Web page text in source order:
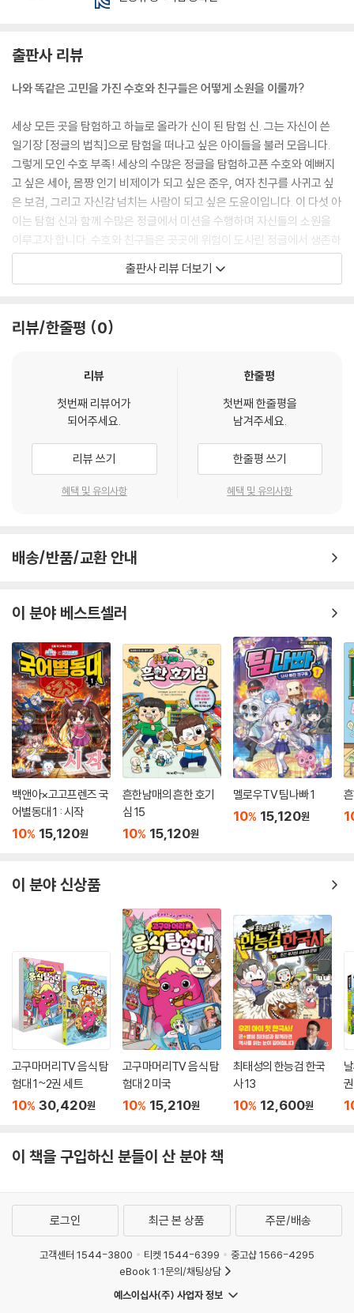
출판사 리뷰
나와 똑같은 고민을 가진 수호와 친구들은 어떻게 소원을 이룰까?
세상 모든 곳을 탐험하고 하늘로 올라가 신이 된 탐험 신. 그는 자신이 쓴
일기장 [정글의 법칙]으로 탐험을 떠나고 싶은 아이들을 불러 모읍니다.
그렇게 모인 수호 부족! 세상의 수많은 정글을 탐험하고픈 수호와 예뻐지
고 싶은 세아, 몸짱 인기 비제이가 되고 싶은 준우, 여자 친구를 사귀고 싶
은 보검, 그리고 자신감 넘치는 사람이 되고 싶은 도윤이입니다. 이 다섯 아
이는 탐험 신과 함께 수많은 정글에서 미션을 수행하며 자신들의 소원을
이루고자 합니다. 수호와 친구들은 곳곳에 위험이 도사린 정글에서 생존하
여 결국 소원을 이루게 될까요? 함께 지켜봐 주세요.
정글의 열매로 몸이 커지고 작아지며 험난하게 파타고니아에서의 미션을
접 고르게 해 줍니다. 이 말에 족장 수호가 선택한 곳은 바로, 탐험가들의
그러나 설레는 마음으로 비행기를 타고 찾아간 남극은 온통 하얀 눈과 미
끄러운 빙판, 살을 에는 추위뿐이었습니다. 마음이 급해진 아이들은 얼른
얼음집을 짓기 위해 노력하지만, 추위와 배고픔에 점점 지쳐 가는데…. 생
존을 위한 아이템마저 쉽게 구할 수 없는 이곳에서 수호 부족은 멋지게 탐
의 비밀은 물론, 지구 남위 90°에 위치한 남극점, 거대 빙하로 장관을 이룬
출판사 리뷰 더보기
리뷰/한줄평 0
리뷰
첫번째 리뷰어가
되어주세요.
리뷰 쓰기
혜택 및 유의사항
한줄평
첫번째 한줄평을
남겨주세요.
한줄평 쓰기
혜택 및 유의사항
배송/반품/교환 안내
이 분야 베스트셀러
백앤아×고고프렌즈 국
어별동대 1 : 시작
10% 15,120원
흔한남매의 흔한 호기
심 15
10% 15,120원
멜로우TV 팀나빠 1
10% 15,120원
이 분야 신상품
고구마머리TV 음식 탐
험대 1~2권 세트
10% 30,420원
고구마머리TV 음식 탐
험대 2 미국
10% 15,210원
최태성의 한능검 한국
사 13
10% 12,600원
이 책을 구입하신 분들이 산 분야 책
로그인 최근 본 상품 주문/배송
고객센터 1544-3800 티켓 1544-6399
중고샵 1566-4295
eBook 1:1문의/채팅상담
예스이십사(주) 사업자 정보